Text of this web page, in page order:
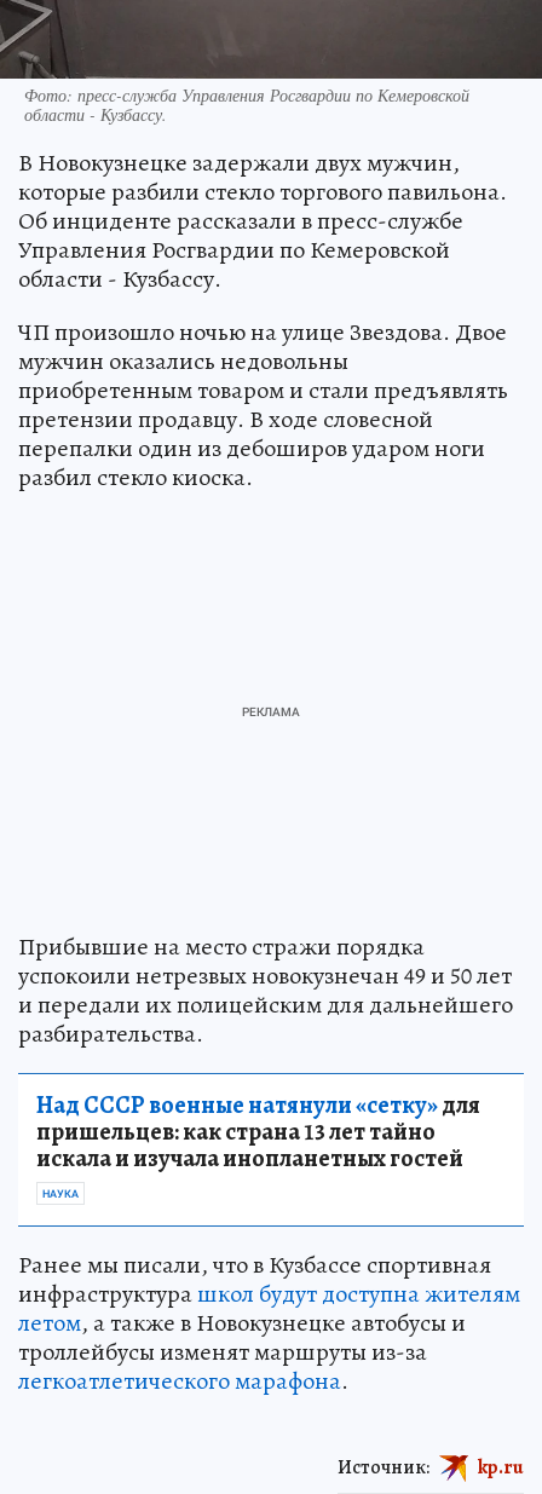
Фото: пресс-служба Управления Росгвардии по Кемеровской
области - Кузбассу.
В Новокузнецке задержали двух мужчин,
которые разбили стекло торгового павильона.
Об инциденте рассказали в пресс-службе
Управления Росгвардии по Кемеровской
области - Кузбассу.
ЧП произошло ночью на улице Звездова. Двое
мужчин оказались недовольны
приобретенным товаром и стали предъявлять
претензии продавцу. В ходе словесной
перепалки один из дебоширов ударом ноги
разбил стекло киоска.
Прибывшие на место стражи порядка
успокоили нетрезвых новокузнечан 49 и 50 лет
и передали их полицейским для дальнейшего
разбирательства.
Над СССР военные натянули «сетку»для
пришельцев: как страна 13 лет тайно
искала и изучала инопланетных гостей
НАУКА
Ранее мы писали, что в Кузбассе спортивная
инфраструктурашкол будут доступна жителям
летом, а также в Новокузнецке автобусы и
троллейбусы изменят маршруты из-за
легкоатлетического марафона.
Источник: kp.ru